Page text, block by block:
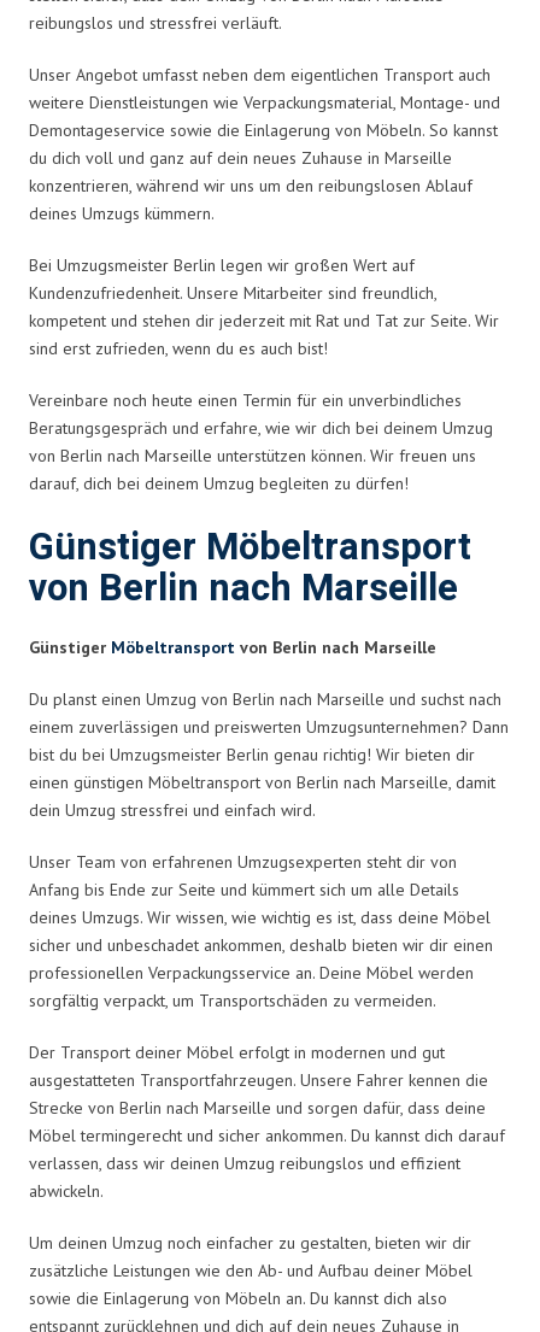
reibungslos und stressfrei verläuft.
Unser Angebot umfasst neben dem eigentlichen Transport auch
weitere Dienstleistungen wie Verpackungsmaterial, Montage- und
Demontageservice sowie die Einlagerung von Möbeln. So kannst
du dich voll und ganz auf dein neues Zuhause in Marseille
konzentrieren, während wir uns um den reibungslosen Ablauf
deines Umzugs kümmern.
Bei Umzugsmeister Berlin legen wir großen Wert auf
Kundenzufriedenheit. Unsere Mitarbeiter sind freundlich,
kompetent und stehen dir jederzeit mit Rat und Tat zur Seite. Wir
sind erst zufrieden, wenn du es auch bist!
Vereinbare noch heute einen Termin für ein unverbindliches
Beratungsgespräch und erfahre, wie wir dich bei deinem Umzug
von Berlin nach Marseille unterstützen können. Wir freuen uns
darauf, dich bei deinem Umzug begleiten zu dürfen!
Günstiger Möbeltransport
von Berlin nach Marseille
Günstiger Möbeltransport von Berlin nach Marseille
Du planst einen Umzug von Berlin nach Marseille und suchst nach
einem zuverlässigen und preiswerten Umzugsunternehmen? Dann
bist du bei Umzugsmeister Berlin genau richtig! Wir bieten dir
einen günstigen Möbeltransport von Berlin nach Marseille, damit
dein Umzug stressfrei und einfach wird.
Unser Team von erfahrenen Umzugsexperten steht dir von
Anfang bis Ende zur Seite und kümmert sich um alle Details
deines Umzugs. Wir wissen, wie wichtig es ist, dass deine Möbel
sicher und unbeschadet ankommen, deshalb bieten wir dir einen
professionellen Verpackungsservice an. Deine Möbel werden
sorgfältig verpackt, um Transportschäden zu vermeiden.
Der Transport deiner Möbel erfolgt in modernen und gut
ausgestatteten Transportfahrzeugen. Unsere Fahrer kennen die
Strecke von Berlin nach Marseille und sorgen dafür, dass deine
Möbel termingerecht und sicher ankommen. Du kannst dich darauf
verlassen, dass wir deinen Umzug reibungslos und effizient
abwickeln.
Um deinen Umzug noch einfacher zu gestalten, bieten wir dir
zusätzliche Leistungen wie den Ab- und Aufbau deiner Möbel
sowie die Einlagerung von Möbeln an. Du kannst dich also
entspannt zurücklehnen und dich auf dein neues Zuhause in